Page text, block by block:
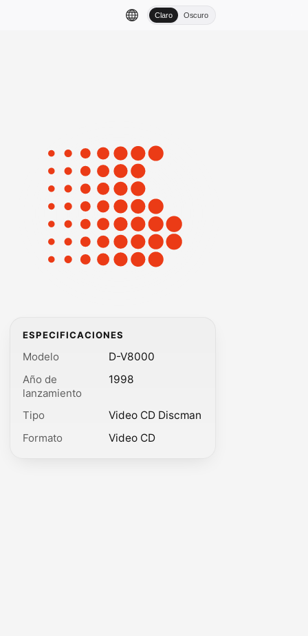
Claro Oscuro
ESPECIFICACIONES
Modelo
D-V8000
Año de
lanzamiento
1998
Tipo
Video CD Discman
Formato
Video CD